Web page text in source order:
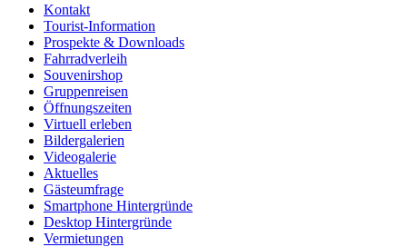
Kontakt
Tourist-Information
Prospekte & Downloads
Fahrradverleih
Souvenirshop
Gruppenreisen
Öffnungszeiten
Virtuell erleben
Bildergalerien
Videogalerie
Aktuelles
Gästeumfrage
Smartphone Hintergründe
Desktop Hintergründe
Vermietungen